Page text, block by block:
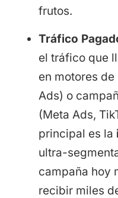
frutos.
Tráfico
el tráfico que
en motores
Ads) o
(Meta Ads,
principal es la
ultra-
campaña hoy
recibir miles